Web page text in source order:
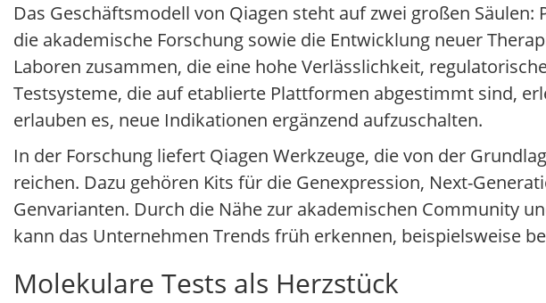
Das Geschäftsmodell von Qiagen steht auf zwei großen
die akademische Forschung sowie die Entwicklung neuer
Laboren zusammen, die eine hohe Verlässlichkeit,
Testsysteme, die auf etablierte Plattformen abgestimmt sind,
erlauben es, neue Indikationen ergänzend aufzuschalten.
In der Forschung liefert Qiagen Werkzeuge, die von der
reichen. Dazu gehören Kits für die Genexpression, Next-
Genvarianten. Durch die Nähe zur akademischen Community
kann das Unternehmen Trends früh erkennen, beispielsweise
Molekulare Tests als Herzstück